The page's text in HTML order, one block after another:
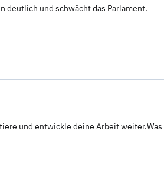
deutlich und schwächt das Parlament.
und entwickle deine Arbeit